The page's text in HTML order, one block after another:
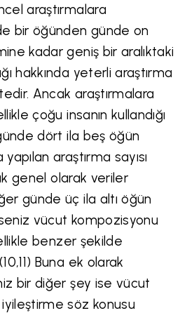
araştırmalara
bir öğünden günde on
kadar geniş bir aralıktaki
hakkında yeterli araştırma
Ancak araştırmalara
çoğu insanın kullandığı
dört ila beş öğün
araştırma sayısı
genel olarak veriler
günde üç ila altı öğün
vücut kompozisyonu
benzer şekilde
Buna ek olarak
bir diğer şey ise vücut
söz konusu